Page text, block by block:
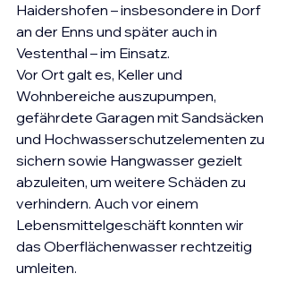
Haidershofen – insbesondere in Dorf
an der Enns und später auch in
Vestenthal – im Einsatz.
Vor Ort galt es, Keller und
Wohnbereiche auszupumpen,
gefährdete Garagen mit Sandsäcken
und Hochwasserschutzelementen zu
sichern sowie Hangwasser gezielt
abzuleiten, um weitere Schäden zu
verhindern. Auch vor einem
Lebensmittelgeschäft konnten wir
das Oberflächenwasser rechtzeitig
umleiten.